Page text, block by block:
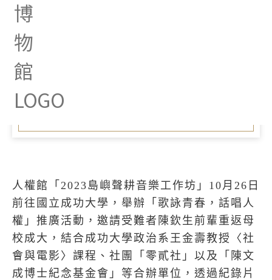
Oct 26, 2023 |
活動起跑 陳欽生前輩重返成
大校園話唱人權生命故事
人權館「2023島嶼聲耕音樂工作坊」10月26日
前往國立成功大學，舉辦「歌詠青春，話唱人
權」推廣活動，邀請受難者陳欽生前輩重返母
校成大，結合成功大學政治系王金壽教授〈社
會與電影〉課程、社團「零貳社」以及「陳文
成博士紀念基金會」等合辦單位，透過紀錄片